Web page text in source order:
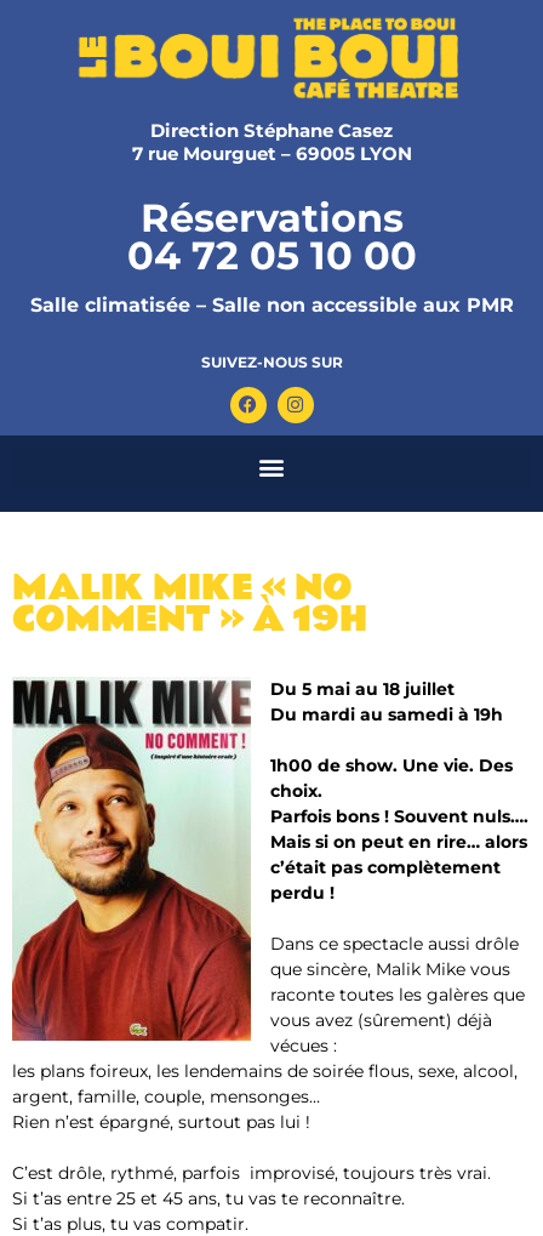
Direction Stéphane Casez
7 rue Mourguet – 69005 LYON
Réservations
04 72 05 10 00
Salle climatisée – Salle non accessible aux PMR
SUIVEZ-NOUS SUR
MALIK MIKE « NO
COMMENT » À 19H
Du 5 mai au 18 juillet
Du mardi au samedi à 19h
1h00 de show. Une vie. Des
choix.
Parfois bons ! Souvent nuls….
Mais si on peut en rire… alors
c’était pas complètement
perdu !
Dans ce spectacle aussi drôle
que sincère, Malik Mike vous
raconte toutes les galères que
vous avez (sûrement) déjà
vécues :
les plans foireux, les lendemains de soirée flous, sexe, alcool,
argent, famille, couple, mensonges…
Rien n’est épargné, surtout pas lui !
C’est drôle, rythmé, parfois improvisé, toujours très vrai.
Si t’as entre 25 et 45 ans, tu vas te reconnaître.
Si t’as plus, tu vas compatir.